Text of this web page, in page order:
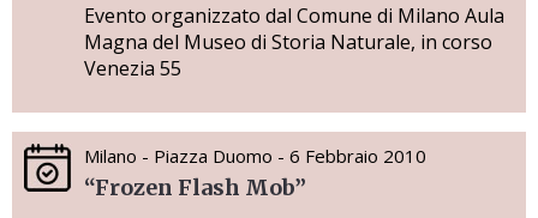
Evento organizzato dal Comune di Milano Aula
Magna del Museo di Storia Naturale, in corso
Venezia 55
Milano - Piazza Duomo - 6 Febbraio 2010
“Frozen Flash Mob”